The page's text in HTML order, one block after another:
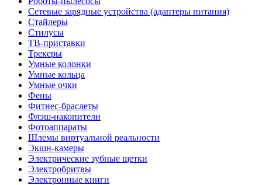
Сетевые зарядные устройства (адаптеры питания)
Стайлеры
Стилусы
ТВ-приставки
Трекеры
Умные колонки
Умные кольца
Умные очки
Фены
Фитнес-браслеты
Флэш-накопители
Фотоаппараты
Шлемы виртуальной реальности
Экшн-камеры
Электрические зубные щетки
Электробритвы
Электронные книги